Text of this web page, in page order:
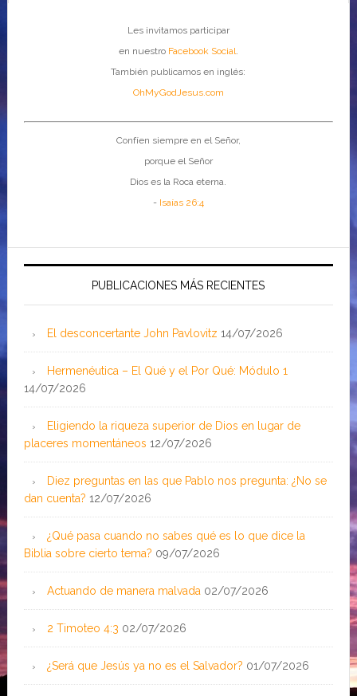
Les invitamos participar
en nuestro Facebook Social.
También publicamos en inglés:
OhMyGodJesus.com
Confíen siempre en el Señor,
porque el Señor
Dios es la Roca eterna.
- Isaías 26:4
PUBLICACIONES MÁS RECIENTES
El desconcertante John Pavlovitz 14/07/2026
Hermenéutica – El Qué y el Por Qué: Módulo 1
14/07/2026
Eligiendo la riqueza superior de Dios en lugar de
placeres momentáneos 12/07/2026
Diez preguntas en las que Pablo nos pregunta: ¿No se
dan cuenta? 12/07/2026
¿Qué pasa cuando no sabes qué es lo que dice la
Biblia sobre cierto tema? 09/07/2026
Actuando de manera malvada 02/07/2026
2 Timoteo 4:3 02/07/2026
¿Será que Jesús ya no es el Salvador? 01/07/2026